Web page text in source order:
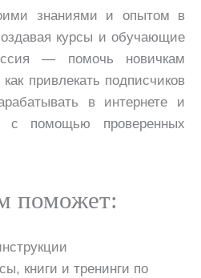
знаниями и опытом в
курсы и обучающие
— помочь новичкам
привлекать подписчиков
в интернете и
с помощью проверенных
поможет:
книги и тренинги по